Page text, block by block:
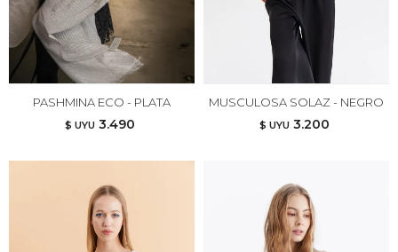
PASHMINA ECO - PLATA
$ UYU 3.490
MUSCULOSA SOLAZ - NEGRO
$ UYU 3.200